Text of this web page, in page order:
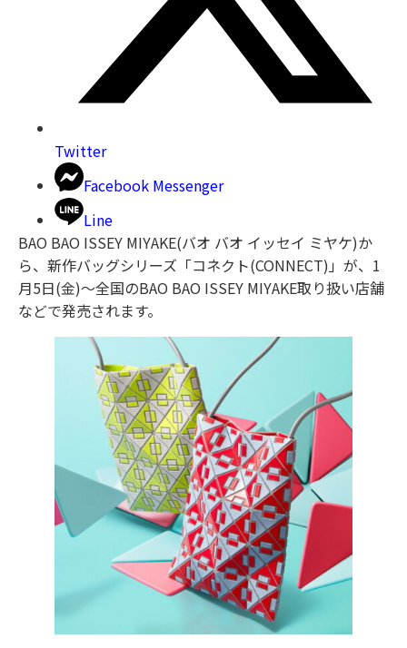
Twitter
Facebook Messenger
Line
BAO BAO ISSEY MIYAKE(バオ バオ イッセイ ミヤケ)か
ら、新作バッグシリーズ「コネクト(CONNECT)」が、1
月5日(金)〜全国のBAO BAO ISSEY MIYAKE取り扱い店舗
などで発売されます。